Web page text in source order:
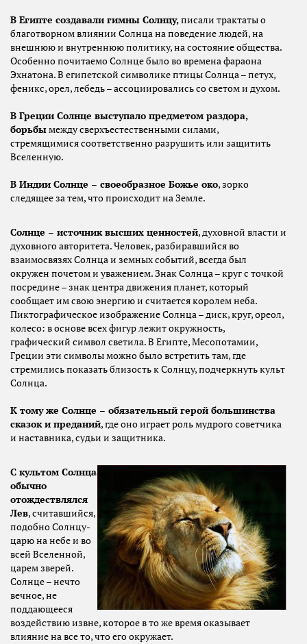
В Египте создавали гимны Солнцу,писали трактаты о
благотворном влиянии Солнца на поведение людей, на
внешнюю и внутреннюю политику, на состояние общества.
Особенно почитаемо Солнце было во времена фараона
Эхнатона. В египетской символике птицы Солнца – петух,
феникс, орел, лебедь – ассоциировались со светом и духом.
В Греции Солнце выступало предметом раздора,
борьбымежду сверхъестественными силами,
стремящимися соответственно разрушить или защитить
Вселенную.
В Индии Солнце – своеобразное Божье око, зорко
следящее за тем, что происходит на Земле.
Солнце – источник высших ценностей, духовной власти и
духовного авторитета. Человек, разбиравшийся во
взаимосвязях Солнца и земных событий, всегда был
окружен почетом и уважением. Знак Солнца – круг с точкой
посредине – знак центра движения планет, который
сообщает им свою энергию и считается королем неба.
Пиктографическое изображение Солнца – диск, круг, ореол,
колесо: в основе всех фигур лежит окружность,
графический символ светила. В Египте, Месопотамии,
Греции эти символы можно было встретить там, где
стремились показать близость к Солнцу, подчеркнуть культ
Солнца.
К тому же Солнце – обязательный герой большинства
сказок и преданий, где оно играет роль мудрого советчика
и наставника, судьи и защитника.
С культом Солнца
обычно
отождествлялся
Лев, считавшийся,
подобно Солнцу-
царю на небе и во
всей Вселенной,
царем зверей.
Солнце – нечто
вечное, не
поддающееся
воздействию извне, которое в то же время оказывает
влияние на все то, что его окружает.